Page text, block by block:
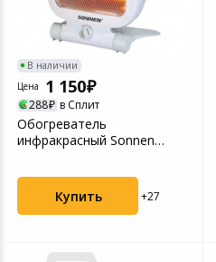
В наличии
Цена
1 150
288 в Сплит
Обогреватель
инфракрасный Sonnen
Купить
+27